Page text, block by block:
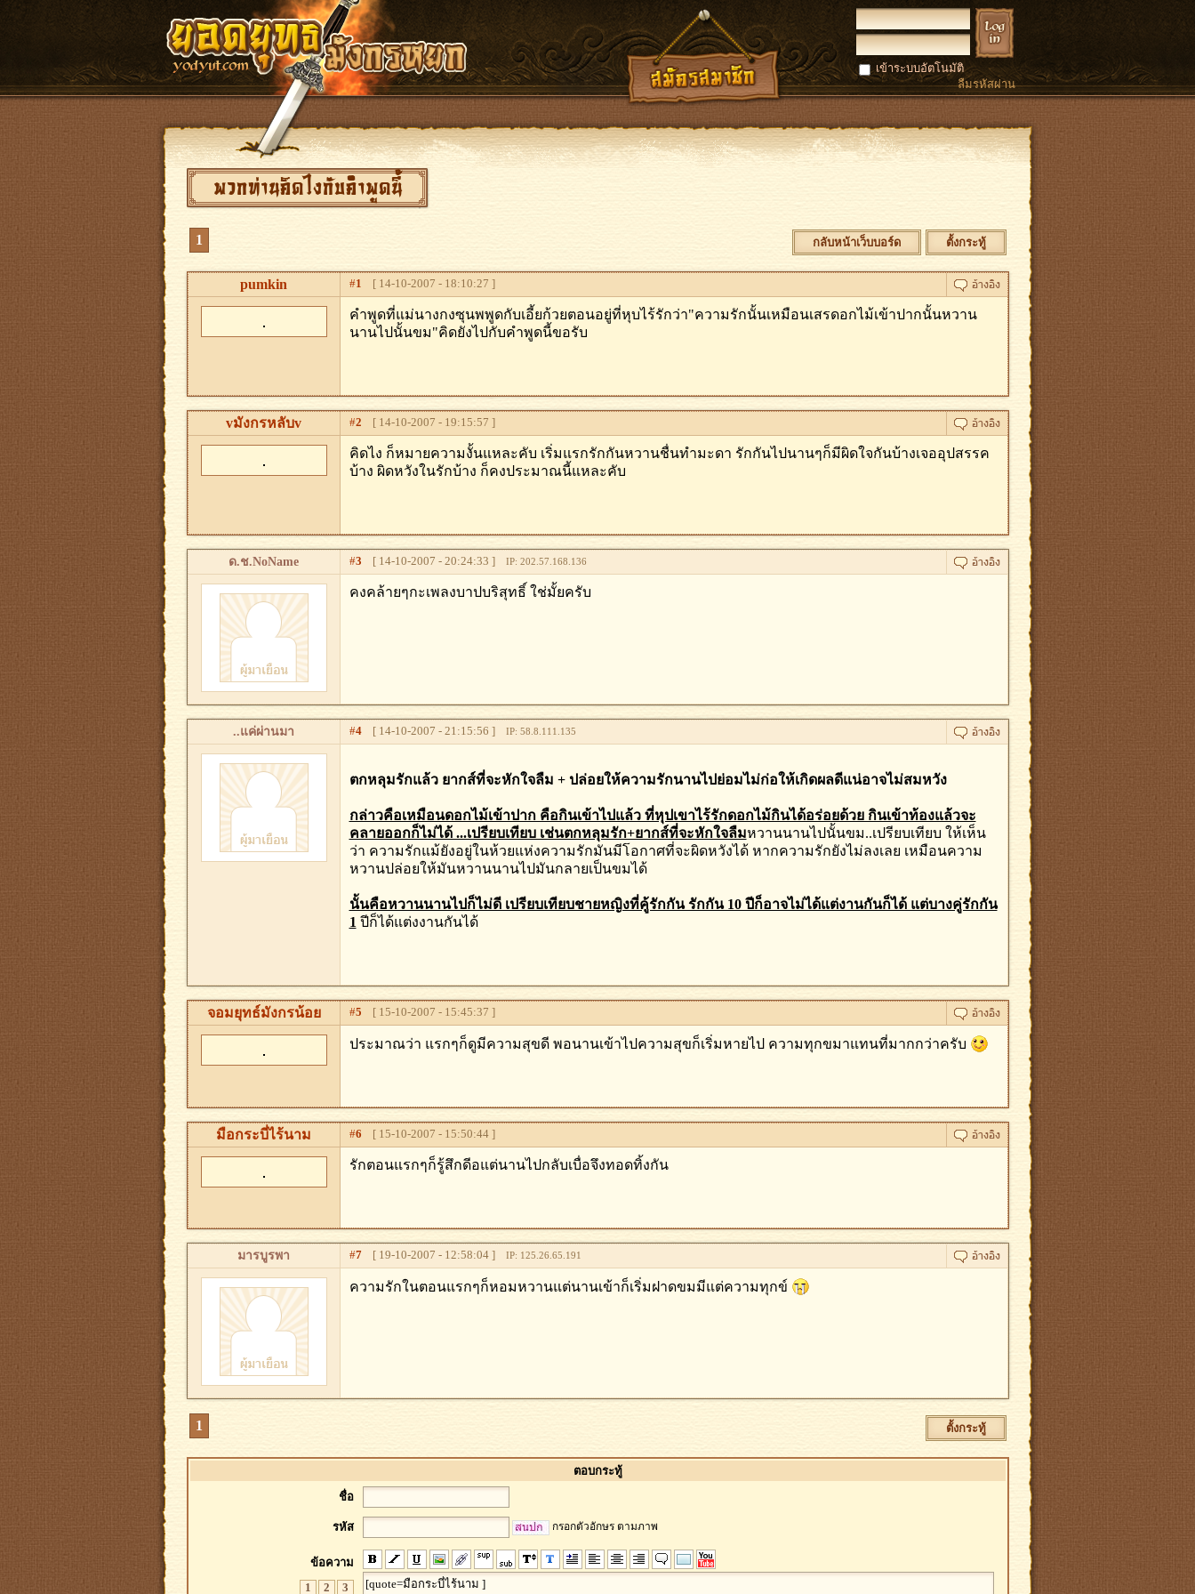
เข้าระบบอัตโนมัติ
ลืมรหัสผ่าน
พวกท่านคิดไงกับคำพูดนี้
1 กลับหน้าเว็บบอร์ด ตั้งกระทู้
pumkin #1 [ 14-10-2007 - 18:10:27 ]
คำพูดที่แม่นางกงซุนพพูดกับเอี้ยก้วยตอนอยู่ที่หุบไร้รักว่า"ความรักนั้นเหมือนเสรดอกไม้เข้าปากนั้นหวาน
นานไปนั้นขม"คิดยังไปกับคำพูดนี้ขอรับ
vมังกรหลับv #2 [ 14-10-2007 - 19:15:57 ]
คิดไง ก็หมายความงั้นแหละคับ เริ่มแรกรักกันหวานชื่นทำมะดา รักกันไปนานๆก็มีผิดใจกันบ้างเจออุปสรรค
บ้าง ผิดหวังในรักบ้าง ก็คงประมาณนี้แหละคับ
ด.ช.NoName #3 [ 14-10-2007 - 20:24:33 ] IP: 202.57.168.136
คงคล้ายๆกะเพลงบาปบริสุทธิ์ ใช่มั้ยครับ
..แค่ผ่านมา #4[ 14-10-2007 - 21:15:56 ] IP: 58.8.111.135
ตกหลุมรักแล้ว ยากส์ที่จะหักใจลืม + ปล่อยให้ความรักนานไปย่อมไม่ก่อให้เกิดผลดีแน่อาจไม่สมหวัง
กล่าวคือเหมือนดอกไม้เข้าปาก คือกินเข้าไปแล้ว ที่หุปเขาไร้รักดอกไม้กินได้อร่อยด้วย กินเข้าท้องแล้วจะ
คลายออกก็ไม่ได้ ...เปรียบเทียบ เช่นตกหลุมรัก+ยากส์ที่จะหักใจลืมหวานนานไปนั้นขม..เปรียบเทียบ ให้เห็น
ว่า ความรักแม้ยังอยู่ในห้วยแห่งความรักมันมีโอกาศที่จะผิดหวังได้ หากความรักยังไม่ลงเลย เหมือนความ
หวานปล่อยให้มันหวานนานไปมันกลายเป็นขมได้
นั้นคือหวานนานไปก็ไม่ดี เปรียบเทียบชายหญิงที่คู้รักกัน รักกัน 10 ปีก็อาจไม่ได้แต่งานกันก็ได้ แต่บางคู่รักกัน
1 ปีก็ได้แต่งงานกันได้
จอมยุทธ์มังกรน้อย #5 [ 15-10-2007 - 15:45:37 ]
ประมาณว่า แรกๆก็ดูมีความสุขดี พอนานเข้าไปความสุขก็เริ่มหายไป ความทุกขมาแทนที่มากกว่าครับ
มือกระบี่ไร้นาม #6 [ 15-10-2007 - 15:50:44 ]
รักตอนแรกๆก็รู้สึกดีอแต่นานไปกลับเบื่อจึงทอดทิ้งกัน
มารบูรพา #7[ 19-10-2007 - 12:58:04 ] IP: 125.26.65.191
ความรักในตอนแรกๆก็หอมหวานแต่นานเข้าก็เริ่มฝาดขมมีแต่ความทุกข์
1 ตั้งกระทู้
ตอบกระทู้
ชื่อ
รหัส กรอกตัวอักษร ตามภาพ
ข้อความ
1
2 3